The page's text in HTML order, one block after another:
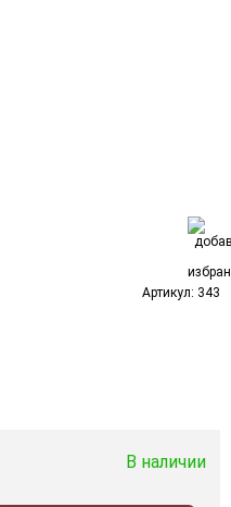
Артикул: 343
В наличии